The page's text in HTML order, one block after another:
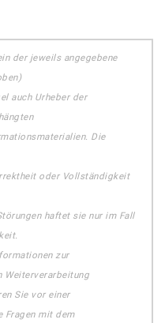
der jeweils angegebene
auch Urheber der
Die
oder Vollständigkeit
haftet sie nur im Fall
zur
Weiterverarbeitung
Sie vor einer
Fragen mit dem